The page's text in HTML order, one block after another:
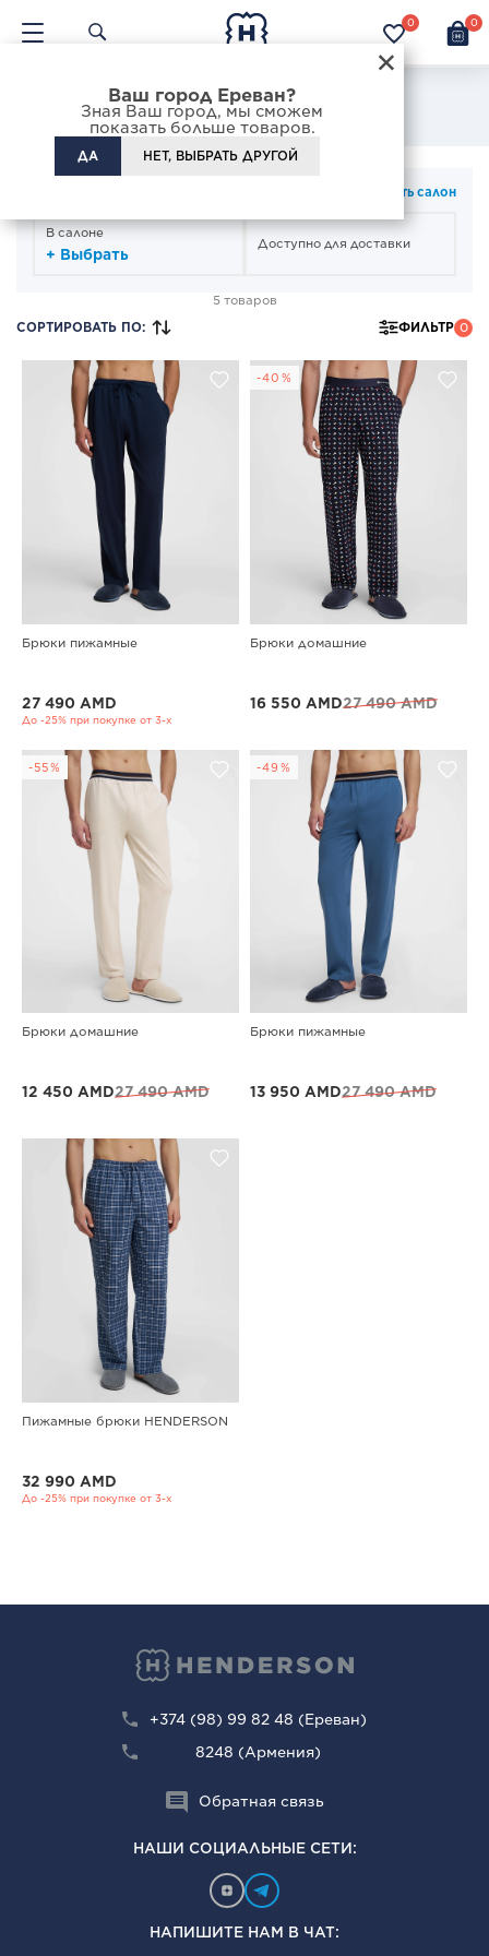
×
Ваш город Ереван?
Зная Ваш город, мы сможем
показать больше товаров.
ДА НЕТ, ВЫБРАТЬ ДРУГОЙ
0 0
Мужские брюки пижамные
Изменить салон
В салоне
+ Выбрать
Доступно для доставки
СОРТИРОВАТЬ ПО:
5 товаров
ФИЛЬТР 0
Брюки пижамные
27 490 AMD
До -25% при покупке от 3-х
-40%
Брюки домашние
16 550 AMD27 490 AMD
-55%
Брюки домашние
12 450 AMD27 490 AMD
-49%
Брюки пижамные
13 950 AMD27 490 AMD
Пижамные брюки HENDERSON
32 990 AMD
До -25% при покупке от 3-х
+374 (98) 99 82 48 (Ереван)
8248 (Армения)
Обратная связь
НАШИ СОЦИАЛЬНЫЕ СЕТИ:
НАПИШИТЕ НАМ В ЧАТ: